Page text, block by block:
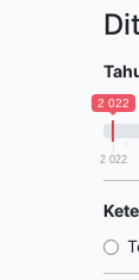
2 022
2 022